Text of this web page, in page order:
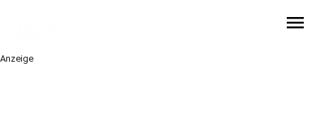
menu
Anzeige